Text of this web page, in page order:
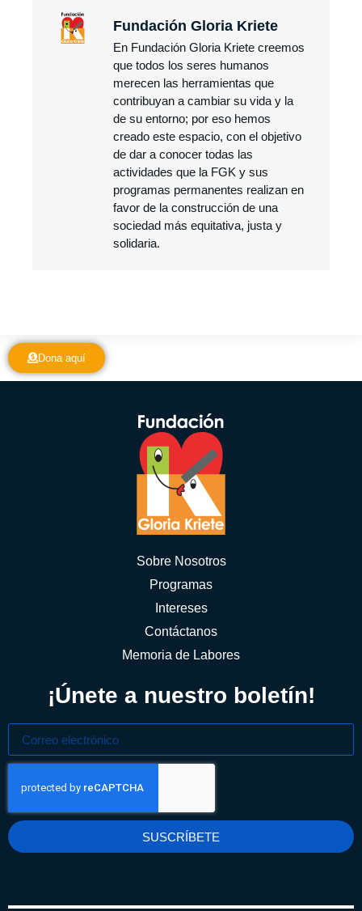
Fundación Gloria Kriete
En Fundación Gloria Kriete creemos
que todos los seres humanos
merecen las herramientas que
contribuyan a cambiar su vida y la
de su entorno; por eso hemos
creado este espacio, con el objetivo
de dar a conocer todas las
actividades que la FGK y sus
programas permanentes realizan en
favor de la construcción de una
sociedad más equitativa, justa y
solidaria.
Dona aquí
Sobre Nosotros
Programas
Intereses
Contáctanos
Memoria de Labores
¡Únete a nuestro boletín!
SUSCRÍBETE